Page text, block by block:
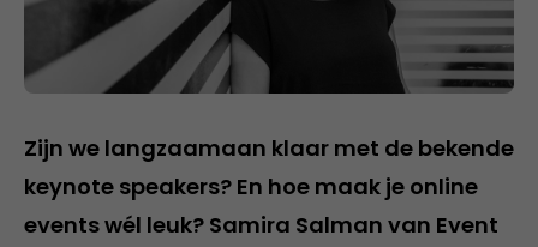
Zijn we langzaamaan klaar met de bekende
keynote speakers? En hoe maak je online
events wél leuk? Samira Salman van Event